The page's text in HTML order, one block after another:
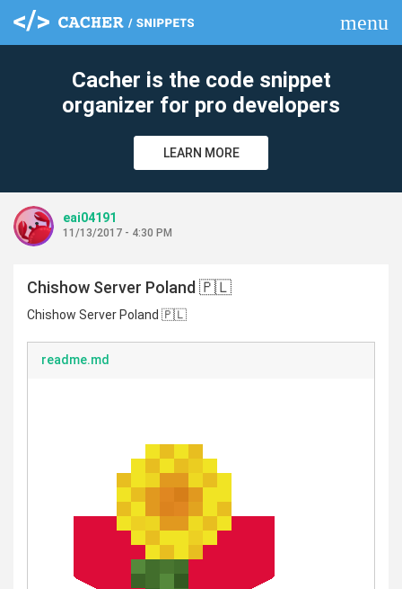
menu
Cacher is the code snippet
organizer for pro developers
LEARN MORE
eai04191
11/13/2017 - 4:30 PM
Chishow Server Poland 🇵🇱
Chishow Server Poland 🇵🇱
readme.md
clear